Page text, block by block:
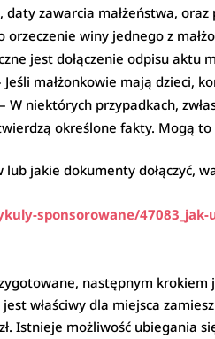
daty zawarcia małżeństwa,
winy jednego z
jest dołączenie odpisu aktu
Jeśli małżonkowie mają dzieci,
– W niektórych przypadkach,
określone fakty. Mogą
lub jakie dokumenty
sponsorowane/
następnym
właściwy dla miejsca
Istnieje możliwość ubiegania